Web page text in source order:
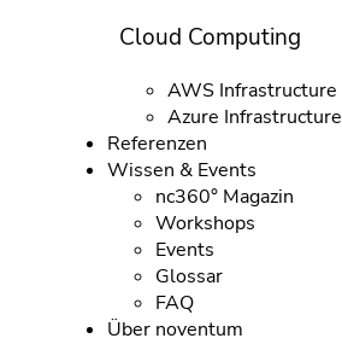
Cloud Computing
AWS Infrastructure
Azure Infrastructure
Referenzen
Wissen & Events
nc360° Magazin
Workshops
Events
Glossar
FAQ
Über noventum